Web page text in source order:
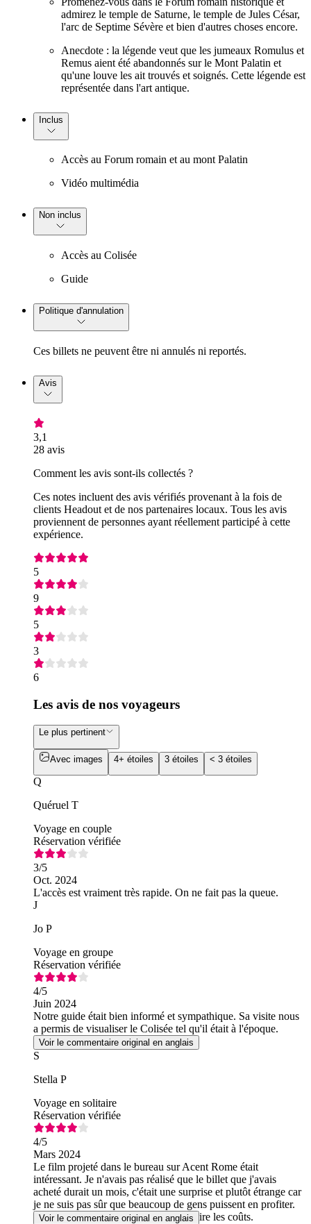
admirez le temple de Saturne, le temple de Jules César,
l'arc de Septime Sévère et bien d'autres choses encore.
Anecdote : la légende veut que les jumeaux Romulus et
Remus aient été abandonnés sur le Mont Palatin et
qu'une louve les ait trouvés et soignés. Cette légende est
représentée dans l'art antique.
Inclus
Accès au Forum romain et au mont Palatin
Vidéo multimédia
Non inclus
Accès au Colisée
Guide
Politique d'annulation
Ces billets ne peuvent être ni annulés ni reportés.
Avis
3,1
28 avis
Comment les avis sont-ils collectés ?
Ces notes incluent des avis vérifiés provenant à la fois de
clients Headout et de nos partenaires locaux. Tous les avis
proviennent de personnes ayant réellement participé à cette
expérience.
5
9
5
3
6
Les avis de nos voyageurs
Le plus pertinent
Avec images 4+ étoiles 3 étoiles < 3 étoiles
Q
Quéruel T
Voyage en couple
Réservation vérifiée
3/5
Oct. 2024
L'accès est vraiment très rapide. On ne fait pas la queue.
J
Jo P
Voyage en groupe
Réservation vérifiée
4/5
Juin 2024
Notre guide était bien informé et sympathique. Sa visite nous
a permis de visualiser le Colisée tel qu'il était à l'époque.
Voir le commentaire original en anglais
S
Stella P
Voyage en solitaire
Réservation vérifiée
4/5
Mars 2024
Le film projeté dans le bureau sur Acent Rome était
intéressant. Je n'avais pas réalisé que le billet que j'avais
acheté durait un mois, c'était une surprise et plutôt étrange car
je ne suis pas sûr que beaucoup de gens puissent en profiter.
Je pense qu'il serait préférable de réduire les coûts.
Voir le commentaire original en anglais